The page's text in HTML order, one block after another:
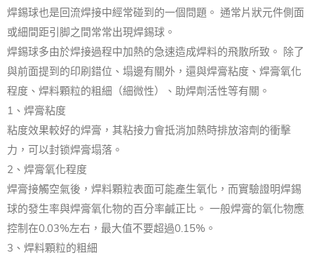
焊錫球也是回流焊接中經常碰到的一個問題。 通常片狀元件側面
或細間距引脚之間常常出現焊錫球。
焊錫球多由於焊接過程中加熱的急速造成焊料的飛散所致。 除了
與前面提到的印刷錯位、塌邊有關外，還與焊膏粘度、焊膏氧化
程度、焊料顆粒的粗細（細微性）、助焊劑活性等有關。
1、焊膏粘度
粘度效果較好的焊膏，其粘接力會抵消加熱時排放溶劑的衝擊
力，可以封锁焊膏塌落。
2、焊膏氧化程度
焊膏接觸空氣後，焊料顆粒表面可能產生氧化，而實驗證明焊錫
球的發生率與焊膏氧化物的百分率鹹正比。 一般焊膏的氧化物應
控制在0.03%左右，最大值不要超過0.15%。
3、焊料顆粒的粗細